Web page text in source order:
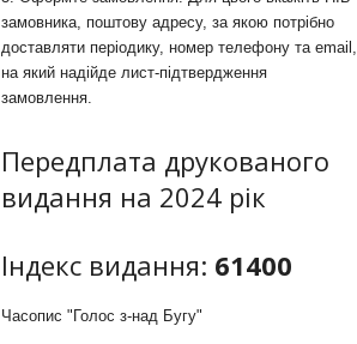
замовника, поштову адресу, за якою потрібно
доставляти періодику, номер телефону та email,
на який надійде лист-підтвердження
замовлення.
Передплата друкованого
видання на 2024 рік
Індекс видання: 61400
Часопис "Голос з-над Бугу"